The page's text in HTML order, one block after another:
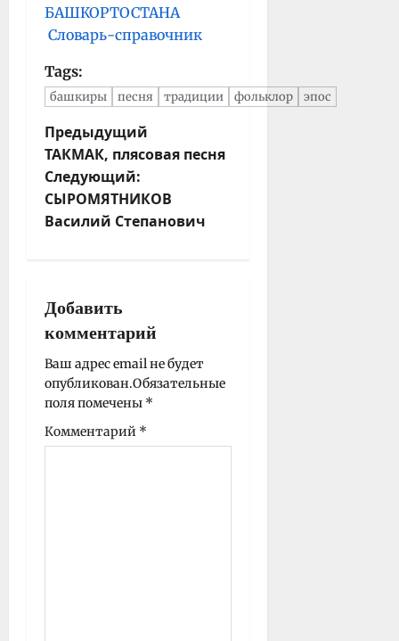
БАШКОРТОСТАНА
Словарь-справочник
Tags:
башкиры песня традиции фольклор эпос
Н
а
в
и
г
я
з
а
п
и
с
Предыдущий
ТАКМАК, плясовая песня
Следующий:
СЫРОМЯТНИКОВ
Василий Степанович
Добавить
комментарий
Ваш адрес email не будет
опубликован.Обязательные
поля помечены *
Комментарий *